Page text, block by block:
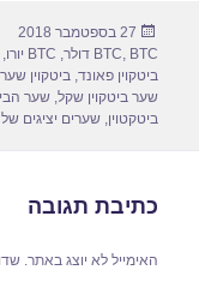
פורסם
בתאריך
27 בספטמבר 2018
BTC, BTC דולר , BTC יורו ,
ביטקוין פאונד,ביטקוין
שער ביטקוין שקל,שער
ביטקטוין,שערים יציגים של
כתיבת תגובה
האימייל לא יוצג באתר.